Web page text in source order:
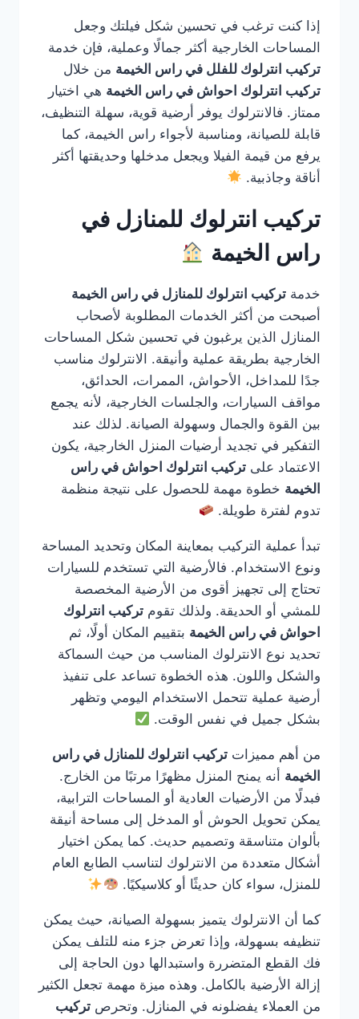
إذا كنت ترغب في تحسين شكل فيلتك وجعل
المساحات الخارجية أكثر جمالًا وعملية، فإن خدمة
تركيب انترلوك للفلل في راس الخيمة من خلال
تركيب انترلوك احواش في راس الخيمة هي اختيار
ممتاز. فالانترلوك يوفر أرضية قوية، سهلة التنظيف،
قابلة للصيانة، ومناسبة لأجواء راس الخيمة، كما
يرفع من قيمة الفيلا ويجعل مدخلها وحديقتها أكثر
أناقة وجاذبية.
تركيب انترلوك للمنازل في
راس الخيمة
خدمة تركيب انترلوك للمنازل في راس الخيمة
أصبحت من أكثر الخدمات المطلوبة لأصحاب
المنازل الذين يرغبون في تحسين شكل المساحات
الخارجية بطريقة عملية وأنيقة. الانترلوك مناسب
جدًا للمداخل، الأحواش، الممرات، الحدائق،
مواقف السيارات، والجلسات الخارجية، لأنه يجمع
بين القوة والجمال وسهولة الصيانة. لذلك عند
التفكير في تجديد أرضيات المنزل الخارجية، يكون
الاعتماد على تركيب انترلوك احواش في راس
الخيمة خطوة مهمة للحصول على نتيجة منظمة
تدوم لفترة طويلة.
تبدأ عملية التركيب بمعاينة المكان وتحديد المساحة
ونوع الاستخدام. فالأرضية التي تستخدم للسيارات
تحتاج إلى تجهيز أقوى من الأرضية المخصصة
للمشي أو الحديقة. ولذلك تقوم تركيب انترلوك
احواش في راس الخيمة بتقييم المكان أولًا، ثم
تحديد نوع الانترلوك المناسب من حيث السماكة
والشكل واللون. هذه الخطوة تساعد على تنفيذ
أرضية عملية تتحمل الاستخدام اليومي وتظهر
بشكل جميل في نفس الوقت.
من أهم مميزات تركيب انترلوك للمنازل في راس
الخيمة أنه يمنح المنزل مظهرًا مرتبًا من الخارج.
فبدلًا من الأرضيات العادية أو المساحات الترابية،
يمكن تحويل الحوش أو المدخل إلى مساحة أنيقة
بألوان متناسقة وتصميم حديث. كما يمكن اختيار
أشكال متعددة من الانترلوك لتناسب الطابع العام
للمنزل، سواء كان حديثًا أو كلاسيكيًا.
كما أن الانترلوك يتميز بسهولة الصيانة، حيث يمكن
تنظيفه بسهولة، وإذا تعرض جزء منه للتلف يمكن
فك القطع المتضررة واستبدالها دون الحاجة إلى
إزالة الأرضية بالكامل. وهذه ميزة مهمة تجعل الكثير
من العملاء يفضلونه في المنازل. وتحرص تركيب